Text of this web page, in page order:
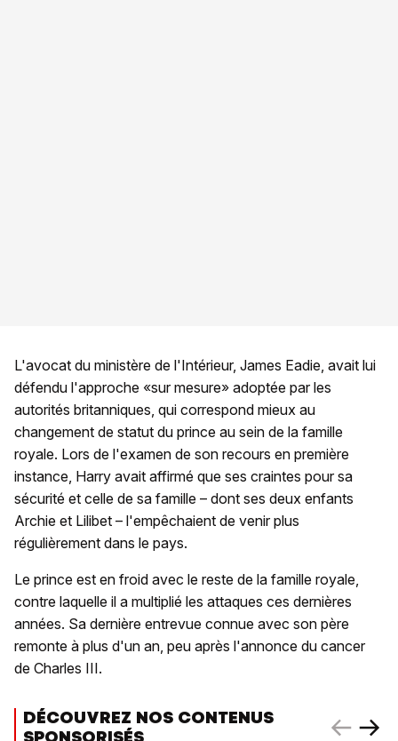
L'avocat du ministère de l'Intérieur, James Eadie, avait lui
défendu l'approche «sur mesure» adoptée par les
autorités britanniques, qui correspond mieux au
changement de statut du prince au sein de la famille
royale. Lors de l'examen de son recours en première
instance, Harry avait affirmé que ses craintes pour sa
sécurité et celle de sa famille – dont ses deux enfants
Archie et Lilibet – l'empêchaient de venir plus
régulièrement dans le pays.
Le prince est en froid avec le reste de la famille royale,
contre laquelle il a multiplié les attaques ces dernières
années. Sa dernière entrevue connue avec son père
remonte à plus d'un an, peu après l'annonce du cancer
de Charles III.
DÉCOUVREZ NOS CONTENUS